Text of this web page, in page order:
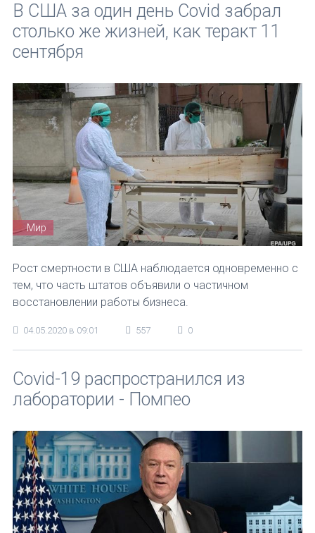
В США за один день Covid забрал
столько же жизней, как теракт 11
сентября
Мир
Рост смертности в США наблюдается одновременно с
тем, что часть штатов объявили о частичном
восстановлении работы бизнеса.
04.05.2020 в 09:01 557 0
Covid-19 распространился из
лаборатории - Помпео